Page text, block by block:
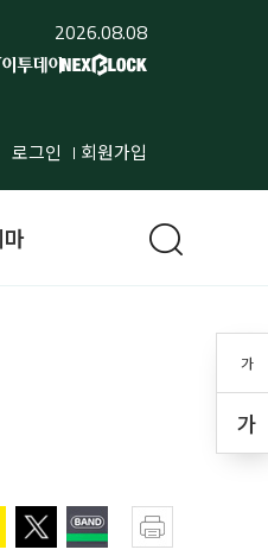
2026.08.08
로그인 회원가입
가
가